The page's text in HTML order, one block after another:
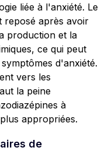
liée à l'anxiété. Le
reposé après avoir
production et la
ce qui peut
d'anxiété.
vers les
la peine
à
appropriées.
de